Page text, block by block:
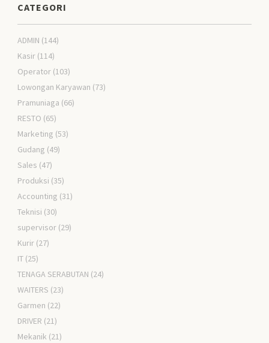
CATEGORI
ADMIN (144)
Kasir (114)
Operator (103)
Lowongan Karyawan (73)
Pramuniaga (66)
RESTO (65)
Marketing (53)
Gudang (49)
Sales (47)
Produksi (35)
Accounting (31)
Teknisi (30)
supervisor (29)
Kurir (27)
IT (25)
TENAGA SERABUTAN (24)
WAITERS (23)
Garmen (22)
DRIVER (21)
Mekanik (21)